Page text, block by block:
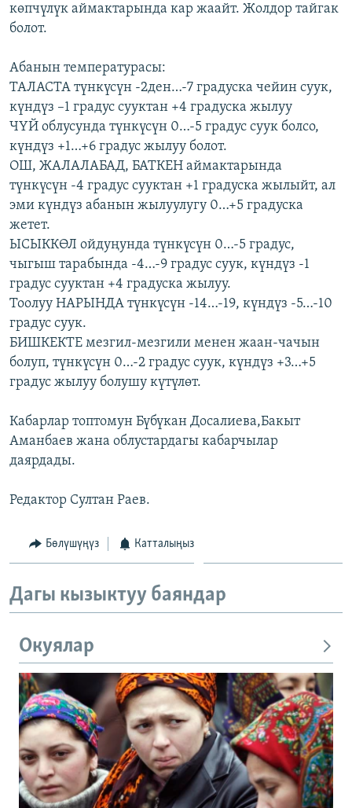
ЭЖЕ-СИҢДИЛЕР
ЫҢГАЙСЫЗ СУРООЛОР
ОНЛАЙН ШЕРИНЕ
ЭЕ/АРнун бардык сайттары
көпчүлүк аймактарында кар жаайт. Жолдор тайгак
болот.
Абанын температурасы:
ТАЛАСТА түнкүсүн -2ден…-7 градуска чейин суук,
күндүз –1 градус сууктан +4 градуска жылуу
ЧҮЙ облусунда түнкүсүн 0…-5 градус суук болсо,
күндүз +1…+6 градус жылуу болот.
ОШ, ЖАЛАЛАБАД, БАТКЕН аймактарында
түнкүсүн -4 градус сууктан +1 градуска жылыйт, ал
эми күндүз абанын жылуулугу 0…+5 градуска
жетет.
ЫСЫККӨЛ ойдуңунда түнкүсүн 0…-5 градус,
чыгыш тарабында -4…-9 градус суук, күндүз -1
градус сууктан +4 градуска жылуу.
Тоолуу НАРЫНДА түнкүсүн -14…-19, күндүз -5…-10
градус суук.
БИШКЕКТЕ мезгил-мезгили менен жаан-чачын
болуп, түнкүсүн 0…-2 градус суук, күндүз +3…+5
градус жылуу болушу күтүлөт.
Кабарлар топтомун Бүбүкан Досалиева,Бакыт
Аманбаев жана облустардагы кабарчылар
даярдады.
Редактор Султан Раев.
Бөлүшүңүз Катталыңыз
Дагы кызыктуу баяндар
Окуялар